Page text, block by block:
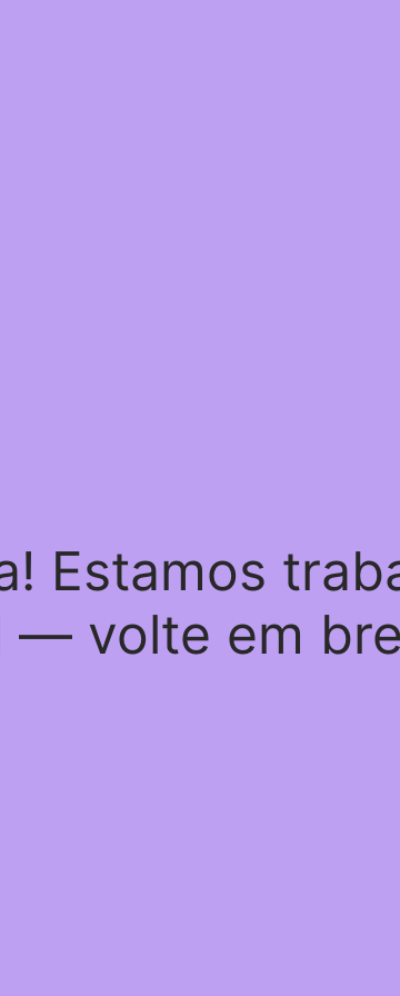
Estamos
— volte em